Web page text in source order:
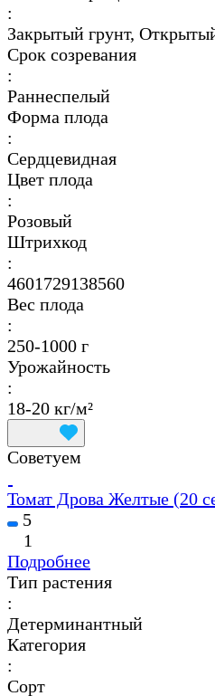
:
Закрытый грунт,
Срок созревания
:
Раннеспелый
Форма плода
:
Сердцевидная
Цвет плода
:
Розовый
Штрихкод
:
4601729138560
Вес плода
:
250-1000 г
Урожайность
:
18-20 кг/м²
Советуем
Томат Дрова Желтые (20
5
1
Подробнее
Тип растения
:
Детерминантный
Категория
:
Сорт